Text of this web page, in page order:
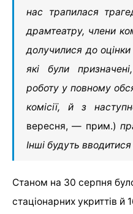
нас трапилася
драмтеатру, члени
долучилися до оцінки
які були
роботу у повному
комісії, й з
вересня, — прим.)
Інші будуть
Станом на 30 серпня
стаціонарних укриттів й